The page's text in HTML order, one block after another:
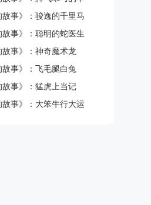
故事》：骏逸的千里马
故事》：聪明的蛇医生
故事》：神奇魔术龙
故事》：飞毛腿白兔
故事》：猛虎上当记
故事》：大笨牛行大运